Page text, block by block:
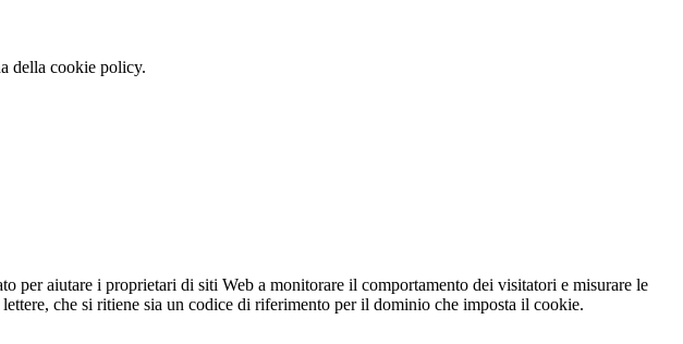
della cookie policy.
per aiutare i proprietari di siti Web a monitorare il comportamento dei visitatori e misurare le
che si ritiene sia un codice di riferimento per il dominio che imposta il cookie.